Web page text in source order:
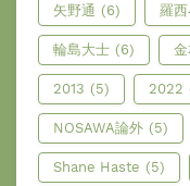
矢野通 (6) 羅西
輪島大士 (6)
2013 (5) 2022
NOSAWA論外 (5)
Shane Haste (5)